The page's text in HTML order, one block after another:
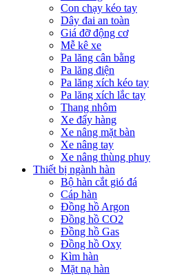
Con chạy kéo tay
Dây đai an toàn
Giá đỡ động cơ
Mễ kê xe
Pa lăng cân bằng
Pa lăng điện
Pa lăng xích kéo tay
Pa lăng xích lắc tay
Thang nhôm
Xe đẩy hàng
Xe nâng mặt bàn
Xe nâng tay
Xe nâng thùng phuy
Thiết bị ngành hàn
Bộ hàn cắt gió đá
Cáp hàn
Đồng hồ Argon
Đồng hồ CO2
Đồng hồ Gas
Đồng hồ Oxy
Kìm hàn
Mặt nạ hàn